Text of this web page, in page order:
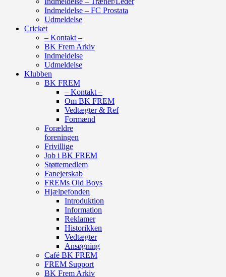
Indmeldelse – FC Prostata
Udmeldelse
Cricket
– Kontakt –
BK Frem Arkiv
Indmeldelse
Udmeldelse
Klubben
BK FREM
– Kontakt –
Om BK FREM
Vedtægter & Ref
Formænd
Forældre
foreningen
Frivillige
Job i BK FREM
Støttemedlem
Fanejerskab
FREMs Old Boys
Hjælpefonden
Introduktion
Information
Reklamer
Historikken
Vedtægter
Ansøgning
Café BK FREM
FREM Support
BK Frem Arkiv